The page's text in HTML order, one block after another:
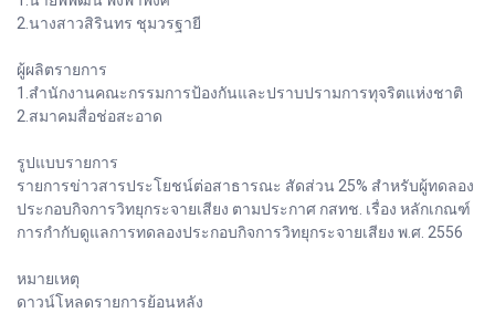
2.นางสาวสิรินทร ชุมวรฐายี
ผู้ผลิตรายการ
1.สำนักงานคณะกรรมการป้องกันและปราบปรามการทุจริตแห่งชาติ
2.สมาคมสื่อช่อสะอาด
รูปแบบรายการ
รายการข่าวสารประโยชน์ต่อสาธารณะ สัดส่วน 25% สำหรับผู้ทดลอง
ประกอบกิจการวิทยุกระจายเสียง ตามประกาศ กสทช. เรื่อง หลักเกณฑ์
การกำกับดูแลการทดลองประกอบกิจการวิทยุกระจายเสียง พ.ศ. 2556
หมายเหตุ
ดาวน์โหลดรายการย้อนหลัง